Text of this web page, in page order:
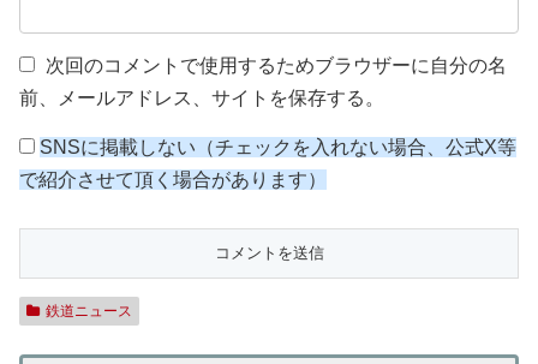
次回のコメントで使用するためブラウザーに自分の名
前、メールアドレス、サイトを保存する。
SNSに掲載しない（チェックを入れない場合、公式X等
で紹介させて頂く場合があります）
鉄道ニュース